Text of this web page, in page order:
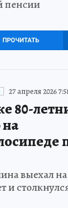
пенсии
ПРОЧИТАТЬ
27 апреля 2026
80-
выехал на
и